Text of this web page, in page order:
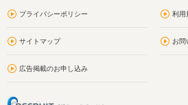
プライバシーポリシー 利用
サイトマップ お問
広告掲載のお申し込み